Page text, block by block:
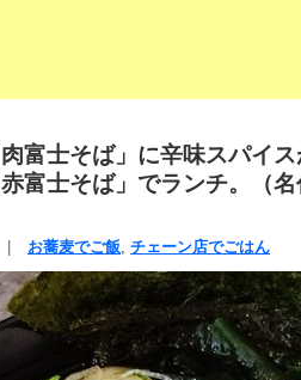
富士そば」に辛味スパイ
富士そば」でランチ。（
お蕎麦でご飯, チェーン店でごはん